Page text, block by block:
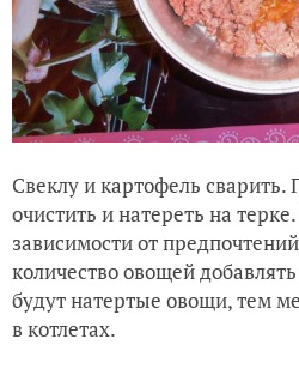
Свеклу и картофель сварить.
очистить и натереть на
зависимости от
количество овощей
будут натертые овощи, тем
в котлетах.